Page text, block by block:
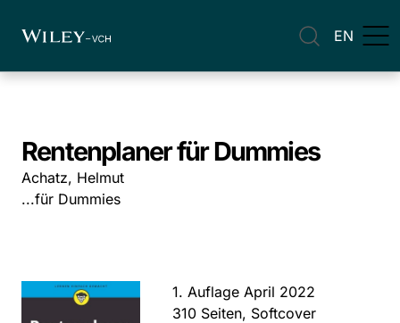
EN
Rentenplaner für Dummies
Achatz, Helmut
...für Dummies
1. Auflage April 2022
310 Seiten, Softcover